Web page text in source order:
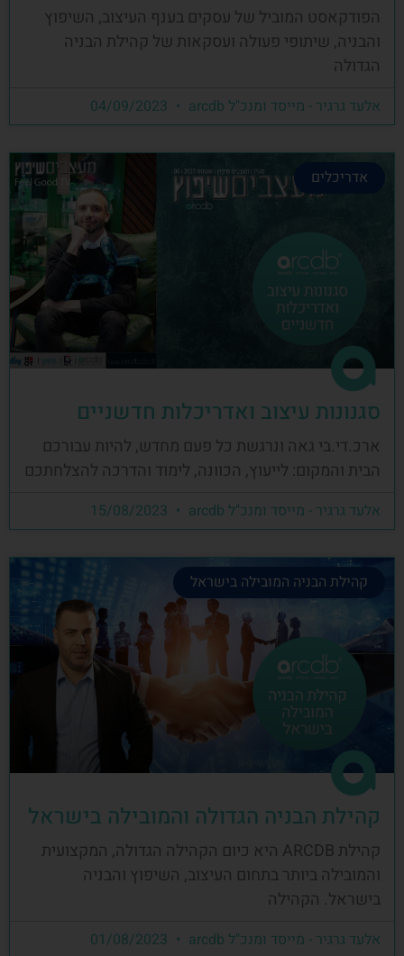
הפודקאסט המוביל של עסקים בענף העיצוב, השיפוץ
והבניה, שיתופי פעולה ועסקאות של קהילת הבניה
הגדולה
אלעד גרגיר - מייסד ומנכ"ל arcdb
אדריכלים
סגנונות עיצוב ואדריכלות חדשניים
ארכ.די.בי גאה ונרגשת כל פעם מחדש, להיות עבורכם
הבית והמקום: לייעוץ, הכוונה, לימוד והדרכה להצלחתכם
אלעד גרגיר - מייסד ומנכ"ל arcdb
קהילת הבניה המובילה בישראל
קהילת הבניה הגדולה והמובילה בישראל
קהילת ARCDB היא כיום הקהילה הגדולה, המקצועית
והמובילה ביותר בתחום העיצוב, השיפוץ והבניה
בישראל. הקהילה
אלעד גרגיר - מייסד ומנכ"ל arcdb